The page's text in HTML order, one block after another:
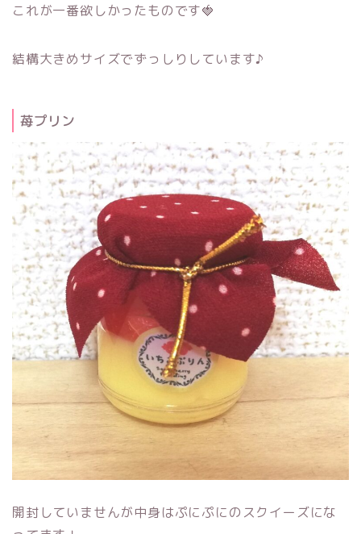
これが一番欲しかったものです🍓
結構大きめサイズでずっしりしています♪
苺プリン
開封していませんが中身はぷにぷにのスクイーズにな